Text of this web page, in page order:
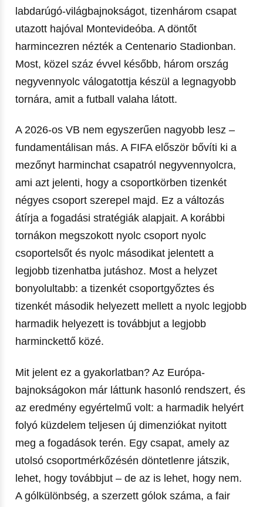
labdarúgó-világbajnokságot, tizenhárom csapat
utazott hajóval Montevideóba. A döntőt
harmincezren nézték a Centenario Stadionban.
Most, közel száz évvel később, három ország
negyvennyolc válogatottja készül a legnagyobb
tornára, amit a futball valaha látott.
A 2026-os VB nem egyszerűen nagyobb lesz –
fundamentálisan más. A FIFA először bővíti ki a
mezőnyt harminchat csapatról negyvennyolcra,
ami azt jelenti, hogy a csoportkörben tizenkét
négyes csoport szerepel majd. Ez a változás
átírja a fogadási stratégiák alapjait. A korábbi
tornákon megszokott nyolc csoport nyolc
csoportelsőt és nyolc másodikat jelentett a
legjobb tizenhatba jutáshoz. Most a helyzet
bonyolultabb: a tizenkét csoportgyőztes és
tizenkét második helyezett mellett a nyolc legjobb
harmadik helyezett is továbbjut a legjobb
harminckettő közé.
Mit jelent ez a gyakorlatban? Az Európa-
bajnokságokon már láttunk hasonló rendszert, és
az eredmény egyértelmű volt: a harmadik helyért
folyó küzdelem teljesen új dimenziókat nyitott
meg a fogadások terén. Egy csapat, amely az
utolsó csoportmérkőzésén döntetlenre játszik,
lehet, hogy továbbjut – de az is lehet, hogy nem.
A gólkülönbség, a szerzett gólok száma, a fair